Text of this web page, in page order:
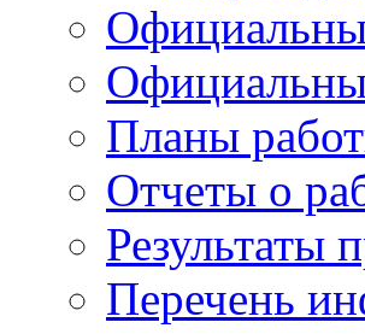
Планы
Отчеты о
Результаты
Перечень